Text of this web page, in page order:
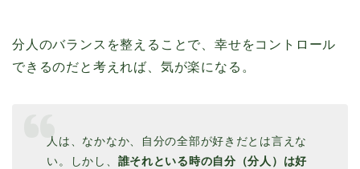
分人のバランスを整えることで、幸せをコントロール
できるのだと考えれば、気が楽になる。
人は、なかなか、自分の全部が好きだとは言えな
い。しかし、 誰それといる時の自分（分人）は好